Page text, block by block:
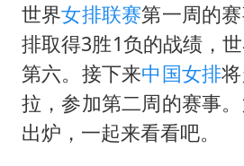
世界女排联赛第一周的
排取得3胜1负的战绩，
第六。接下来中国女排
拉，参加第二周的赛事
出炉，一起来看看吧。